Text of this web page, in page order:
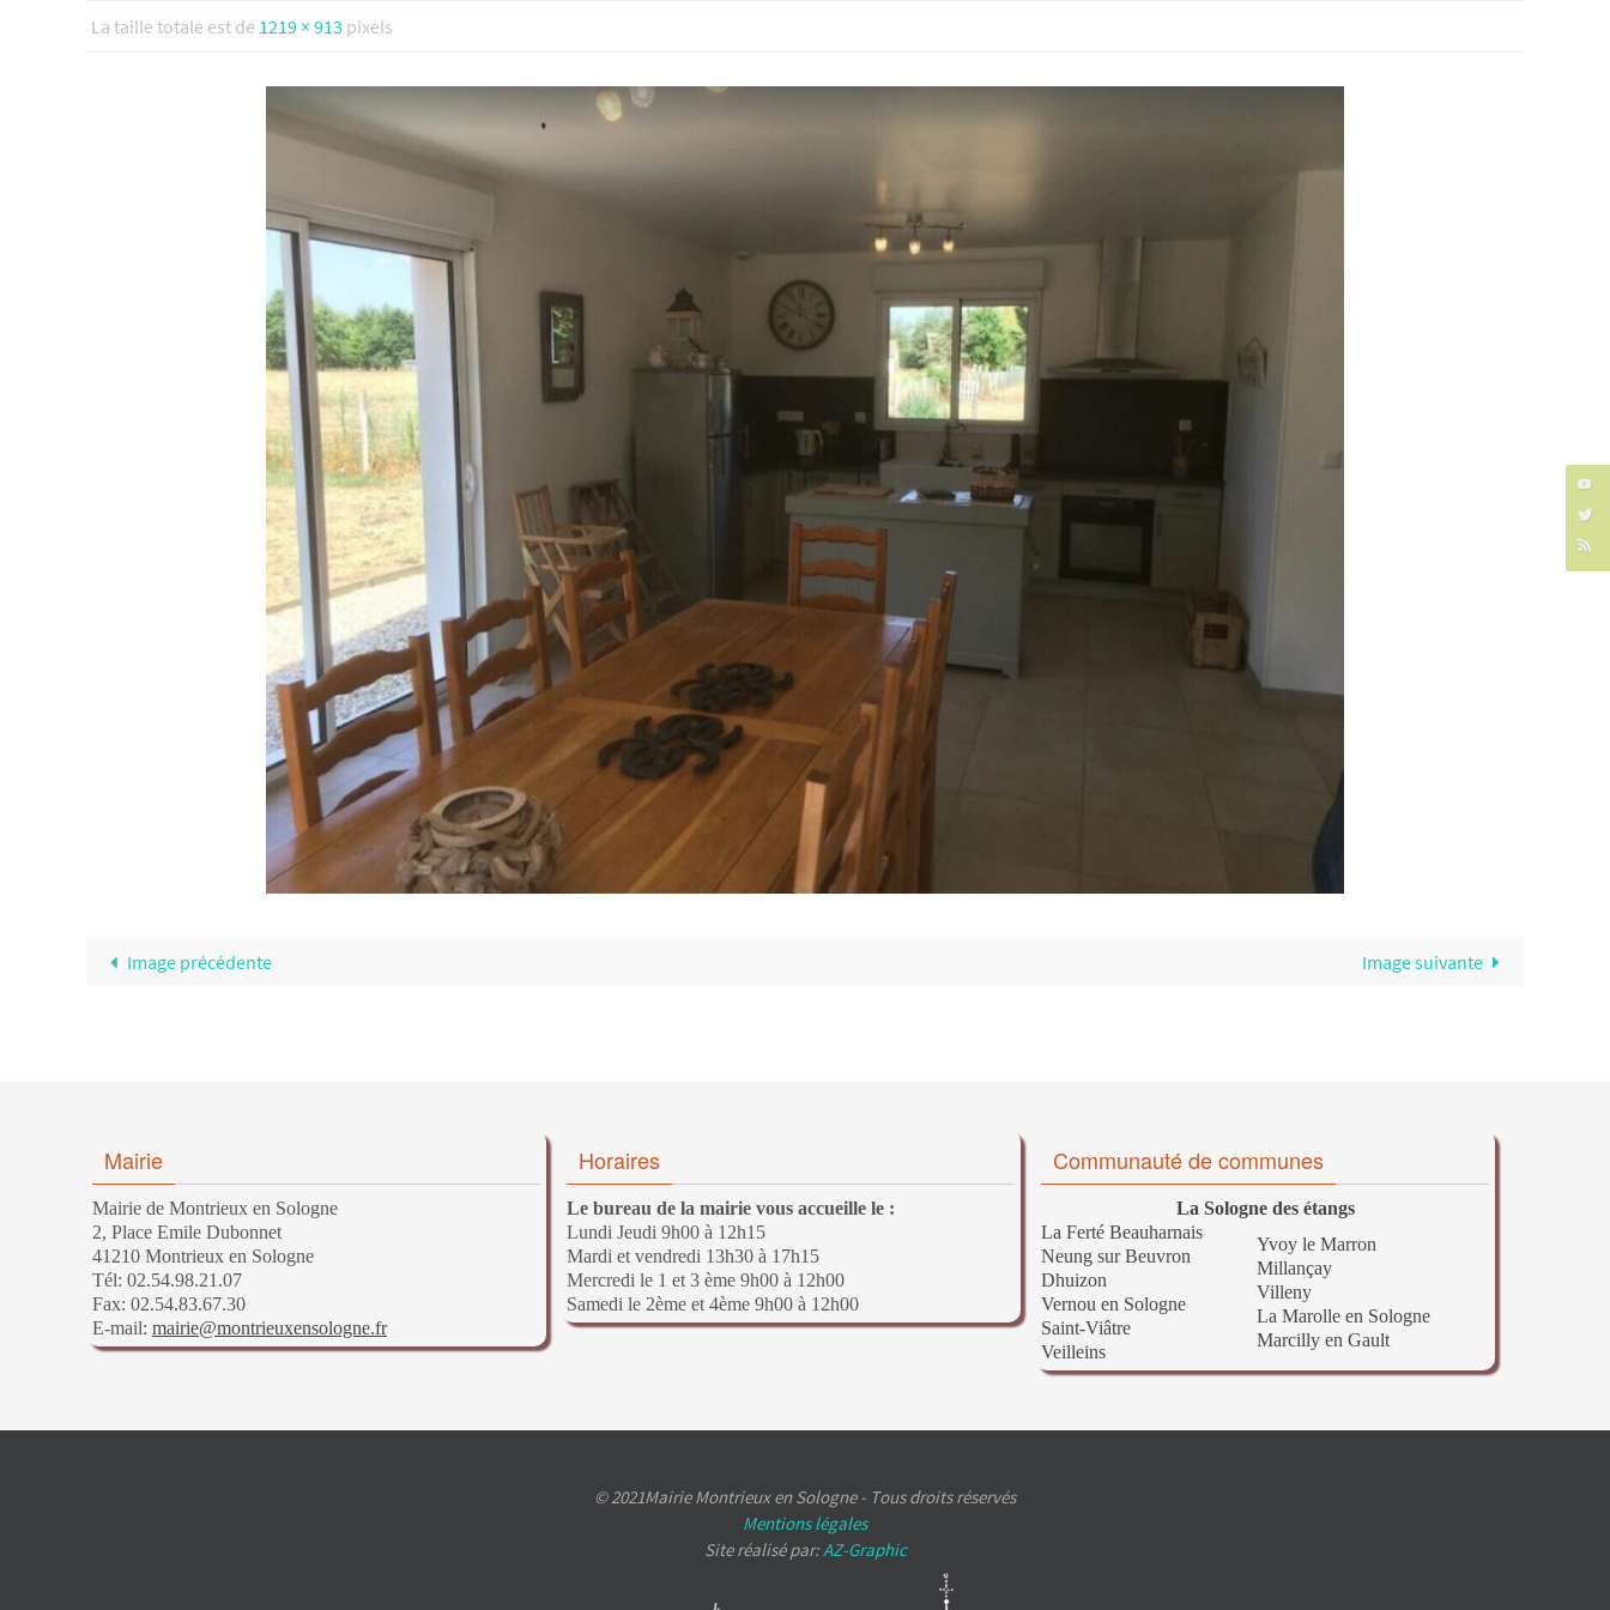
La taille totale est de 1219 × 913 pixels
Image précédente Image suivante
Mairie
Mairie de Montrieux en Sologne
2, Place Emile Dubonnet
41210 Montrieux en Sologne
Tél: 02.54.98.21.07
Fax: 02.54.83.67.30
E-mail: mairie@montrieuxensologne.fr
Horaires
Le bureau de la mairie vous accueille le :
Lundi Jeudi 9h00 à 12h15
Mardi et vendredi 13h30 à 17h15
Mercredi le 1 et 3 ème 9h00 à 12h00
Samedi le 2ème et 4ème 9h00 à 12h00
Communauté de communes
La Sologne des étangs
La Ferté Beauharnais
Neung sur Beuvron
Dhuizon
Vernou en Sologne
Saint-Viâtre
Veilleins
Yvoy le Marron
Millançay
Villeny
La Marolle en Sologne
Marcilly en Gault
© 2021Mairie Montrieux en Sologne - Tous droits réservés
Mentions légales
Site réalisé par:AZ-Graphic